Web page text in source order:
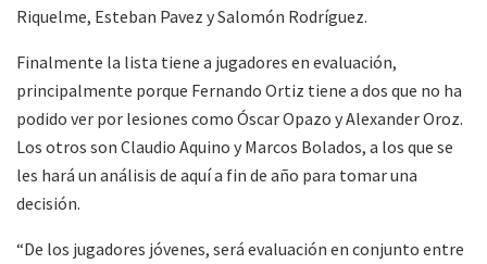
Riquelme, Esteban Pavez y Salomón Rodríguez.
Finalmente la lista tiene a jugadores en evaluación,
principalmente porque Fernando Ortiz tiene a dos que no ha
podido ver por lesiones como Óscar Opazo y Alexander Oroz.
Los otros son Claudio Aquino y Marcos Bolados, a los que se
les hará un análisis de aquí a fin de año para tomar una
decisión.
“De los jugadores jóvenes, será evaluación en conjunto entre